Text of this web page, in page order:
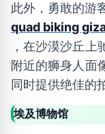
此外，勇敢的游
quad biking
，在沙漠沙丘上
附近的狮身人面
同时提供绝佳的
埃及博物馆